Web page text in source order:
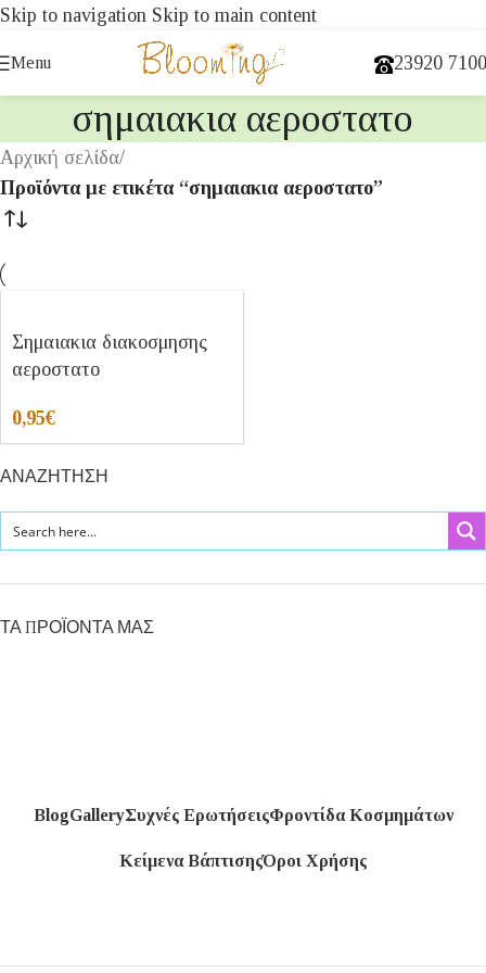
Skip to navigation Skip to main content
Menu 23920
σημαιακια αεροστατο
Αρχική σελίδα/
Προϊόντα με ετικέτα “σημαιακια αεροστατο”
Σημαιακια διακοσμησης
αεροστατο
0,95€
ΑΝΑΖΗΤΗΣΗ
ΤΑ ΠΡΟΪΟΝΤΑ ΜΑΣ
BlogGalleryΣυχνές ΕρωτήσειςΦροντίδα Κοσμημάτων
Κείμενα ΒάπτισηςΌροι Χρήσης